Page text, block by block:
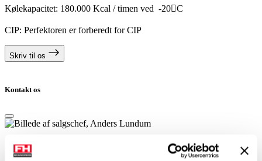
Kølekapacitet: 180.000 Kcal / timen ved -20C
CIP: Perfektoren er forberedt for CIP
Skriv til os
Kontakt os
Anders Lundum